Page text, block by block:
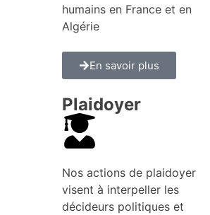
humains en France et en
Algérie
En savoir plus
Plaidoyer
Nos actions de plaidoyer
visent à interpeller les
décideurs politiques et